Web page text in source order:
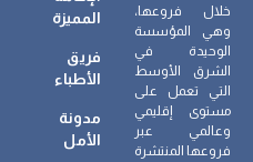
خلال فروعها،
وهي المؤسسة
الوحيدة في
الشرق الأوسط
التي تعمل على
مستوى إقليمي
وعالمي عبر
فروعها المنتشرة
المميزة
فريق
الأطباء
مدونة
الأمل